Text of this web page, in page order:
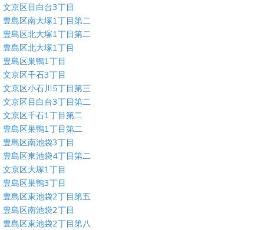
文京区目白台3丁目
豊島区南大塚1丁目第二
豊島区北大塚1丁目第二
豊島区北大塚1丁目
豊島区巣鴨1丁目
文京区千石3丁目
文京区小石川5丁目第三
文京区目白台3丁目第二
文京区千石1丁目第二
豊島区巣鴨1丁目第二
豊島区南池袋3丁目
豊島区東池袋4丁目第二
文京区大塚1丁目
豊島区巣鴨3丁目
豊島区東池袋2丁目第五
豊島区南池袋2丁目
豊島区東池袋2丁目第八